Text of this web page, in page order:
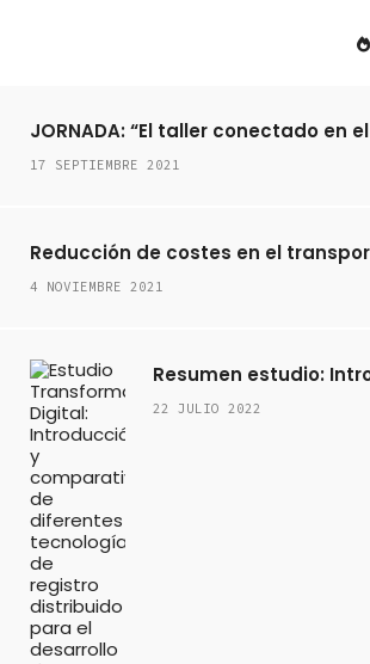
JORNADA: “El taller conectado en
17 SEPTIEMBRE 2021
Reducción de costes en el
4 NOVIEMBRE 2021
Resumen estudio:
22 JULIO 2022